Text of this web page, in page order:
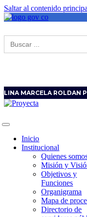
Saltar al contenido
Buscar:
LINA MARCELA ROLDAN
Inicio
Institucional
Quienes
Misión y
Objetivos y
Funciones
Organigrama
Mapa de
Directorio de